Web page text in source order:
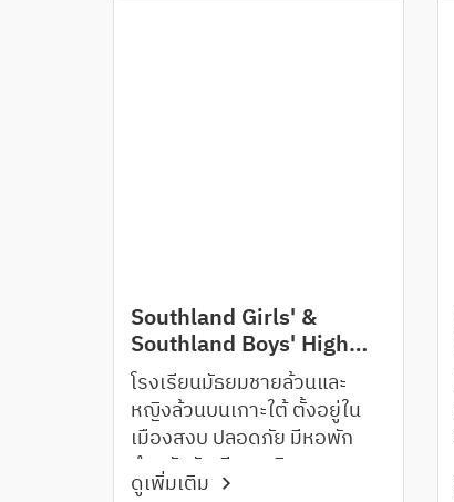
Southland Girls' &
Southland Boys' High
School, Invercargill
โรงเรียนมัธยมชายล้วนและ
หญิงล้วนบนเกาะใต้ ตั้งอยู่ใน
เมืองสงบ ปลอดภัย มีหอพัก
สำหรับนักเรียนหญิง
ดูเพิ่มเติม